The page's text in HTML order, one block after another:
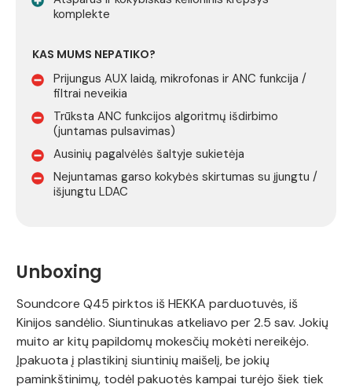
komplekte
KAS MUMS NEPATIKO?
Prijungus AUX laidą, mikrofonas ir ANC funkcija /
filtrai neveikia
Trūksta ANC funkcijos algoritmų išdirbimo
(juntamas pulsavimas)
Ausinių pagalvėlės šaltyje sukietėja
Nejuntamas garso kokybės skirtumas su įjungtu /
išjungtu LDAC
Unboxing
Soundcore Q45 pirktos iš HEKKA parduotuvės, iš
Kinijos sandėlio. Siuntinukas atkeliavo per 2.5 sav. Jokių
muito ar kitų papildomų mokesčių mokėti nereikėjo.
Įpakuota į plastikinį siuntinių maišelį, be jokių
paminkštinimų, todėl pakuotės kampai turėjo šiek tiek